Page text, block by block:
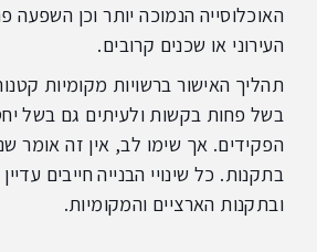
האוכלוסייה הנמוכה יותר וכן השפעה
העירוני או שכנים קרובים.
תהליך האישור ברשויות מקומיות
בשל פחות בקשות ולעיתים גם בשל
הפקידים. אך שימו לב, אין זה אומר
בתקנות. כל שינויי הבנייה חייבים
ובתקנות הארציים והמקומיות.